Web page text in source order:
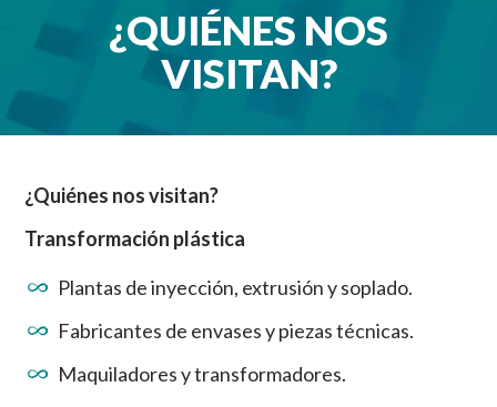
¿QUIÉNES NOS
VISITAN?
¿Quiénes nos visitan?
Transformación plástica
Plantas de inyección, extrusión y soplado.
Fabricantes de envases y piezas técnicas.
Maquiladores y transformadores.